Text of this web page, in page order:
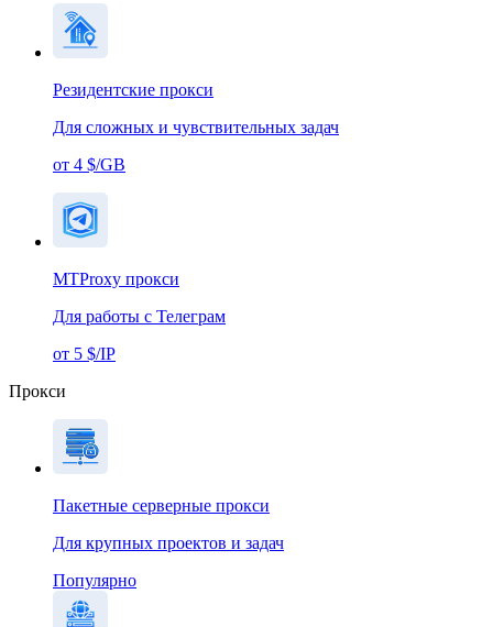
Резидентские прокси
Для сложных и чувствительных задач
от 4 $/GB
MTProxy прокси
Для работы с Телеграм
от 5 $/IP
Прокси
Пакетные серверные прокси
Для крупных проектов и задач
Популярно